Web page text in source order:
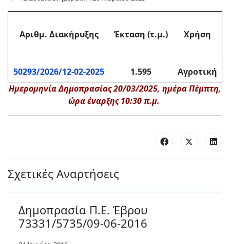
Αριθμ. Διακήρυξης Έκταση (τ.μ.) Χρήση
50293/2026/12-02-2025 1.595
Αγροτική
Ημερομηνία Δημοπρασίας 20/03/2025, ημέρα Πέμπτη,
ώρα έναρξης 10:30 π.μ.
Σχετικές Αναρτήσεις
Δημοπρασία Π.Ε. Έβρου
73331/5735/09-06-2016